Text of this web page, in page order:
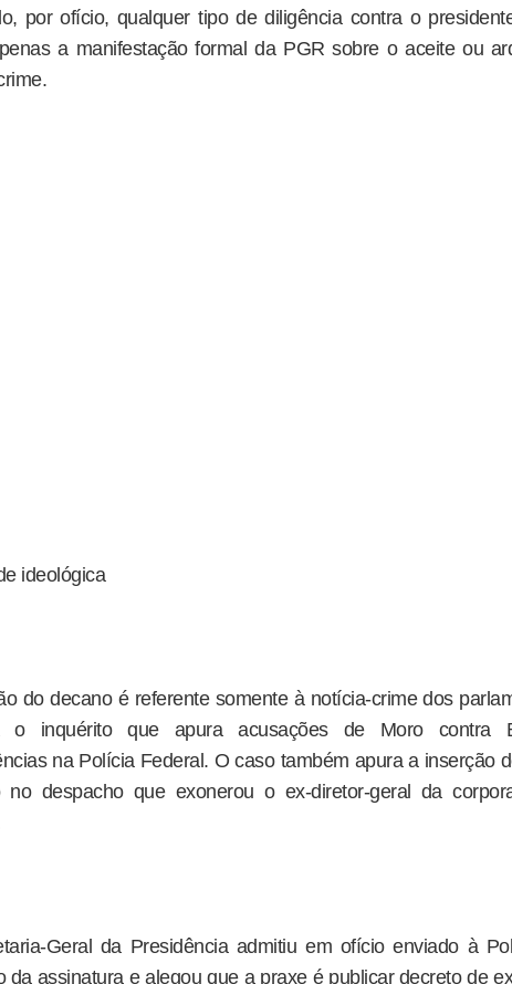
por ofício, qualquer tipo de diligência contra o
a manifestação formal da PGR sobre o aceite ou
ideológica
do decano é referente somente à notícia-crime dos
o inquérito que apura acusações de Moro contra
na Polícia Federal. O caso também apura a inserção
no despacho que exonerou o ex-diretor-geral da
Geral da Presidência admitiu em ofício enviado à
da assinatura e alegou que a praxe é publicar decreto de